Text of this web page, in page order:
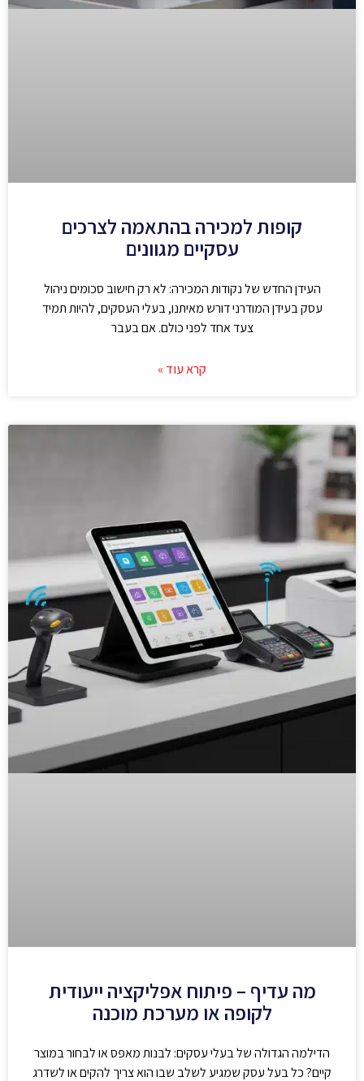
קופות למכירה בהתאמה לצרכים
עסקיים מגוונים
העידן החדש של נקודות המכירה: לא רק חישוב סכומים ניהול
עסק בעידן המודרני דורש מאיתנו, בעלי העסקים, להיות תמיד
צעד אחד לפני כולם. אם בעבר
קרא עוד »
מה עדיף – פיתוח אפליקציה ייעודית
לקופה או מערכת מוכנה
הדילמה הגדולה של בעלי עסקים: לבנות מאפס או לבחור במוצר
קיים? כל בעל עסק שמגיע לשלב שבו הוא צריך להקים או לשדרג